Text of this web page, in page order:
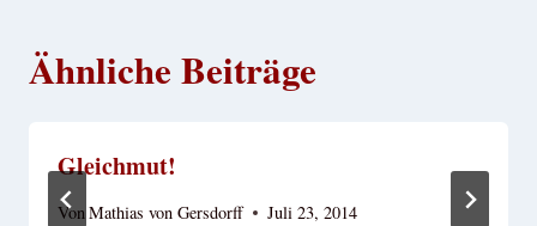
Ähnliche Beiträge
Gleichmut!
VonMathias von Gersdorff Juli 23, 2014